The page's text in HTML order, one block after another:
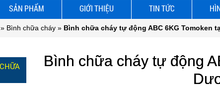
SẢN PHẨM GIỚI THIỆU TIN TỨC
» Bình chữa cháy » Bình chữa cháy tự động ABC 6KG Tomoken
Bình chữa cháy tự động